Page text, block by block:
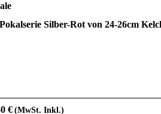
Silber-Rot von 24-26cm
€ (MwSt. Inkl.)